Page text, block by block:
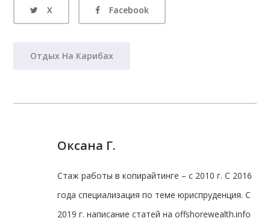
X Facebook
Отдых На Карибах
Оксана Г.
Стаж работы в копирайтинге – с 2010 г. С 2016
года специализация по теме юриспруденция. С
2019 г. написание статей на offshorewealth.info